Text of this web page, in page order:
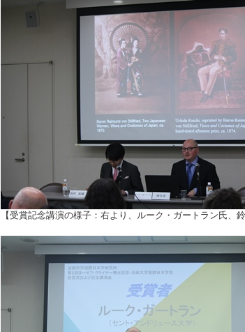
【受賞記念講演の様子：右より、ルーク・ガートラン氏、鈴